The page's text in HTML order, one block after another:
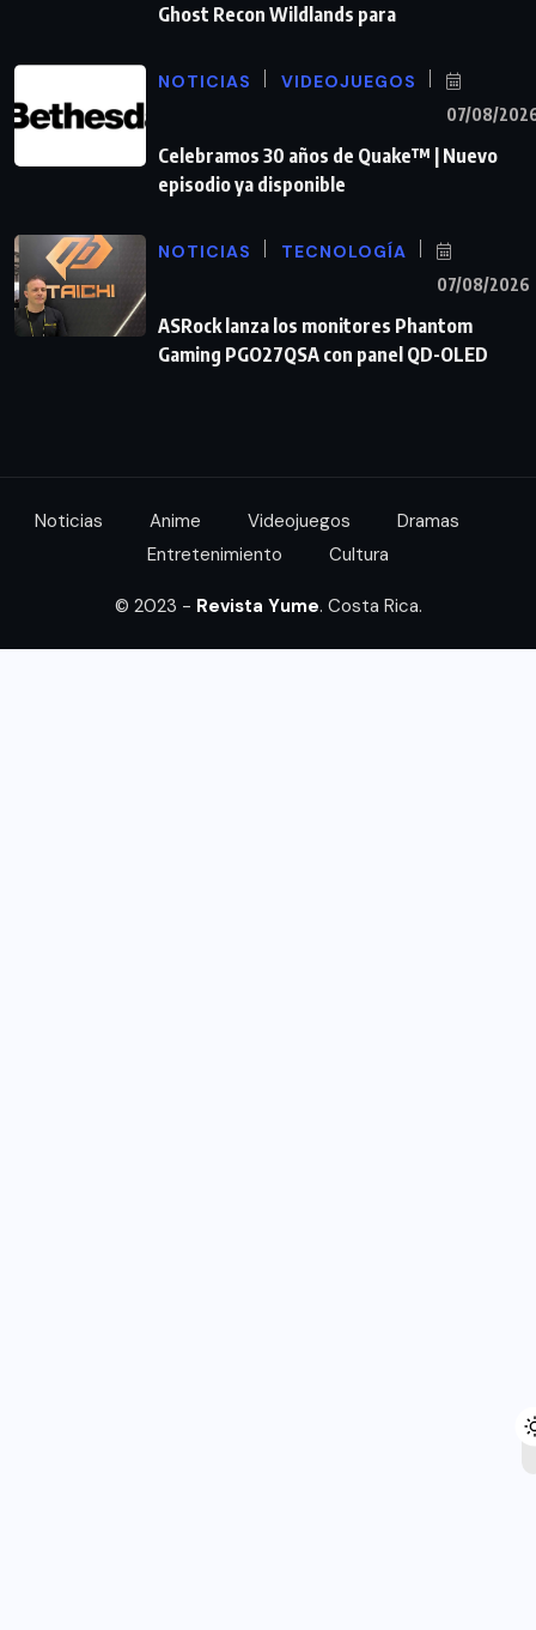
Ghost Recon Wildlands para
NOTICIAS VIDEOJUEGOS
07/08/
Celebramos 30 años de Quake™ | Nuevo
episodio ya disponible
NOTICIAS TECNOLOGÍA
07/08/2026
ASRock lanza los monitores Phantom
Gaming PGO27QSA con panel QD-OLED
Noticias Anime Videojuegos
Dramas
Entretenimiento
Cultura
© 2023 - Revista Yume. Costa Rica.